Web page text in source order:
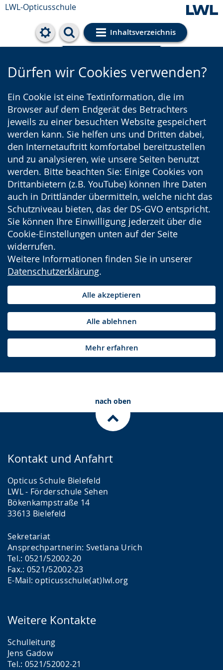
LWL-Opticusschule
Inhaltsverzeichnis
Cookie-Einstellungen
Dürfen wir Cookies verwenden?
Ein Cookie ist eine Textinformation, die im
Browser auf dem Endgerät des Betrachters
jeweils zu einer besuchten Website gespeichert
werden kann. Sie helfen uns und Dritten dabei,
den Internetauftritt komfortabel bereitzustellen
und zu analysieren, wie unsere Seiten benutzt
werden. Bitte beachten Sie: Einige Cookies von
Drittanbietern (z.B. YouTube) können Ihre Daten
auch in Drittländer übermitteln, welche nicht das
Schutzniveau bieten, das der DS-GVO entspricht.
Sie können Ihre Einwilligung jederzeit über die
Cookie-Einstellungen unten auf der Seite
widerrufen.
Weitere Informationen finden Sie in unserer
Datenschutzerklärung.
Alle akzeptieren
Alle ablehnen
Mehr erfahren
nach oben
Kontakt und Anfahrt
Opticus Schule Bielefeld
LWL - Förderschule Sehen
Bökenkampstraße 14
33613 Bielefeld
Sekretariat
Ansprechpartnerin: Svetlana Urich
Tel.: 0521/52002-20
Fax.: 0521/52002-23
E-Mail: opticusschule(at)lwl.org
Weitere Kontakte
Schulleitung
Jens Gadow
Tel.: 0521/52002-21